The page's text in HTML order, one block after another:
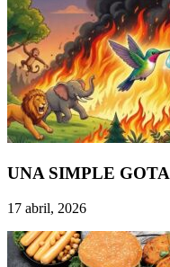
UNA SIMPLE
17 abril, 2026